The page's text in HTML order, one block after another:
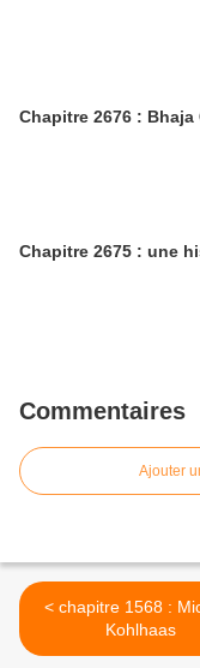
Chapitre 2676 : Bhaja
Chapitre 2675 : une
Commentaires
Ajouter
< chapitre 1568 : Michael
Kohlhaas